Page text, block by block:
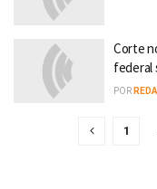
Corte
federal
POR
1